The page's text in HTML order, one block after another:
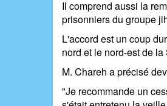
Il comprend aussi la
prisonniers du groupe
L'accord est un coup
nord et le nord-est de la
M. Chareh a précisé
"Je recommande un